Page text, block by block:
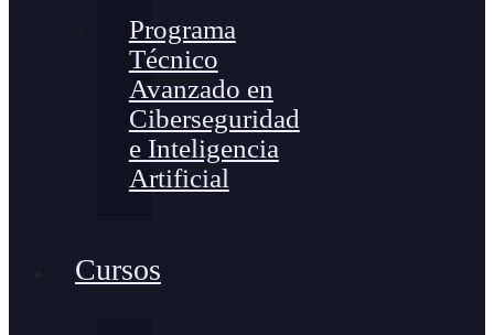
Programa
Técnico
Avanzado en
Ciberseguridad
e Inteligencia
Artificial
Cursos